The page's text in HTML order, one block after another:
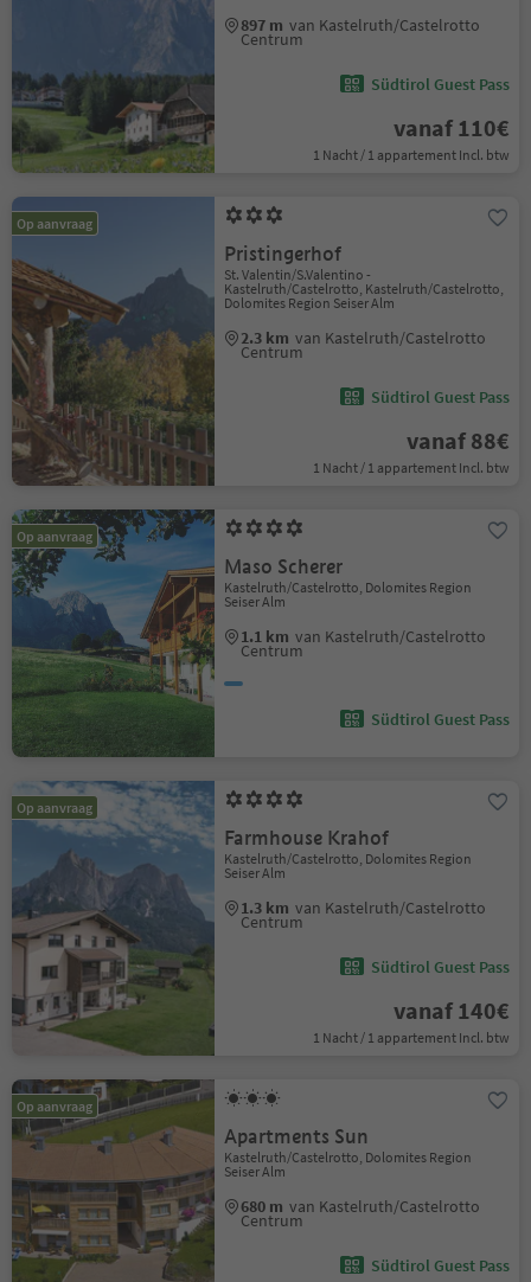
897 m van Kastelruth/Castelrotto
Centrum
Südtirol Guest Pass
vanaf 110€
1 Nacht / 1 appartement Incl. btw
Op aanvraag
Pristingerhof
St. Valentin/S.Valentino -
Kastelruth/Castelrotto, Kastelruth/Castelrotto,
Dolomites Region Seiser Alm
2.3 km van Kastelruth/Castelrotto
Centrum
Südtirol Guest Pass
vanaf 88€
1 Nacht / 1 appartement Incl. btw
Op aanvraag
Maso Scherer
Kastelruth/Castelrotto, Dolomites Region
Seiser Alm
1.1 km van Kastelruth/Castelrotto
Centrum
Südtirol Guest Pass
Op aanvraag
Farmhouse Krahof
Kastelruth/Castelrotto, Dolomites Region
Seiser Alm
1.3 km van Kastelruth/Castelrotto
Centrum
Südtirol Guest Pass
vanaf 140€
1 Nacht / 1 appartement Incl. btw
Op aanvraag
Apartments Sun
Kastelruth/Castelrotto, Dolomites Region
Seiser Alm
680 m van Kastelruth/Castelrotto
Centrum
Südtirol Guest Pass